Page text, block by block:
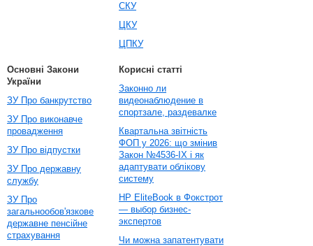
СКУ
ЦКУ
ЦПКУ
Основні Закони
України
ЗУ Про банкрутство
ЗУ Про виконавче
провадження
ЗУ Про відпустки
ЗУ Про державну
службу
ЗУ Про
загальнообов'язкове
державне пенсійне
страхування
Корисні статті
Законно ли
видеонаблюдение в
спортзале, раздевалке
Квартальна звітність
ФОП у 2026: що змінив
Закон №4536-IX і як
адаптувати облікову
систему
HP EliteBook в Фокстрот
— выбор бизнес-
экспертов
Чи можна запатентувати